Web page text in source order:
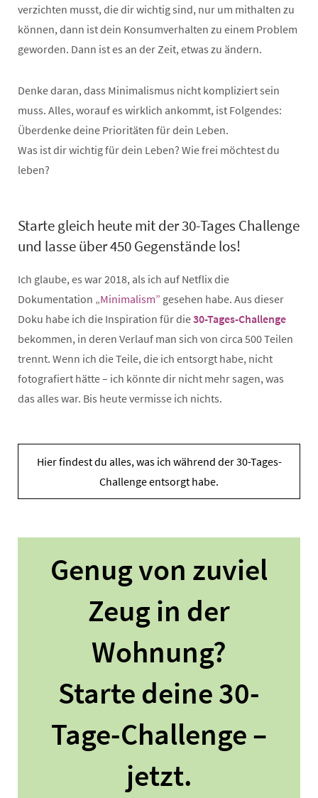
verzichten musst, die dir wichtig sind, nur um mithalten zu
können, dann ist dein Konsumverhalten zu einem Problem
geworden. Dann ist es an der Zeit, etwas zu ändern.
Denke daran, dass Minimalismus nicht kompliziert sein
muss. Alles, worauf es wirklich ankommt, ist Folgendes:
Überdenke deine Prioritäten für dein Leben.
Was ist dir wichtig für dein Leben? Wie frei möchtest du
leben?
Starte gleich heute mit der 30-Tages Challenge
und lasse über 450 Gegenstände los!
Ich glaube, es war 2018, als ich auf Netflix die
Dokumentation „Minimalism” gesehen habe. Aus dieser
Doku habe ich die Inspiration für die30-Tages-Challenge
bekommen, in deren Verlauf man sich von circa 500 Teilen
trennt. Wenn ich die Teile, die ich entsorgt habe, nicht
fotografiert hätte – ich könnte dir nicht mehr sagen, was
das alles war. Bis heute vermisse ich nichts.
Hier findest du alles, was ich während der 30-Tages-
Challenge entsorgt habe.
Genug von zuviel
Zeug in der
Wohnung?
Starte deine 30-
Tage-Challenge –
jetzt.